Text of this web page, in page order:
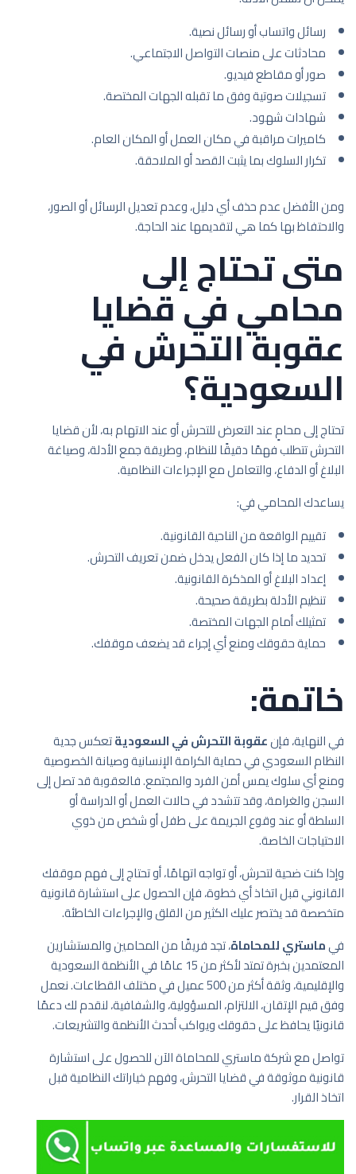
رسائل واتساب أو رسائل نصية.
محادثات على منصات التواصل الاجتماعي.
صور أو مقاطع فيديو.
تسجيلات صوتية وفق ما تقبله الجهات المختصة.
شهادات شهود.
كاميرات مراقبة في مكان العمل أو المكان العام.
تكرار السلوك بما يثبت القصد أو الملاحقة.
ومن الأفضل عدم حذف أي دليل، وعدم تعديل الرسائل أو الصور،
والاحتفاظ بها كما هي لتقديمها عند الحاجة.
متى تحتاج إلى
محامي في قضايا
عقوبة التحرش في
السعودية؟
تحتاج إلى محامٍ عند التعرض للتحرش أو عند الاتهام به، لأن قضايا
التحرش تتطلب فهمًا دقيقًا للنظام، وطريقة جمع الأدلة، وصياغة
البلاغ أو الدفاع، والتعامل مع الإجراءات النظامية.
يساعدك المحامي في:
تقييم الواقعة من الناحية القانونية.
تحديد ما إذا كان الفعل يدخل ضمن تعريف التحرش.
إعداد البلاغ أو المذكرة القانونية.
تنظيم الأدلة بطريقة صحيحة.
تمثيلك أمام الجهات المختصة.
حماية حقوقك ومنع أي إجراء قد يضعف موقفك.
خاتمة:
في النهاية، فإنعقوبة التحرش في السعوديةتعكس جدية
النظام السعودي في حماية الكرامة الإنسانية وصيانة الخصوصية
ومنع أي سلوك يمس أمن الفرد والمجتمع. فالعقوبة قد تصل إلى
السجن والغرامة، وقد تتشدد في حالات العمل أو الدراسة أو
السلطة أو عند وقوع الجريمة على طفل أو شخص من ذوي
الاحتياجات الخاصة.
وإذا كنت ضحية لتحرش، أو تواجه اتهامًا، أو تحتاج إلى فهم موقفك
القانوني قبل اتخاذ أي خطوة، فإن الحصول على استشارة قانونية
متخصصة قد يختصر عليك الكثير من القلق والإجراءات الخاطئة.
فيماستري للمحاماة، تجد فريقًا من المحامين والمستشارين
المعتمدين بخبرة تمتد لأكثر من 15 عامًا في الأنظمة السعودية
والإقليمية، وثقة أكثر من 500 عميل في مختلف القطاعات. نعمل
وفق قيم الإتقان، الالتزام، المسؤولية، والشفافية، لنقدم لك دعمًا
قانونيًا يحافظ على حقوقك ويواكب أحدث الأنظمة والتشريعات.
تواصل مع شركة ماستري للمحاماة الآن للحصول على استشارة
قانونية موثوقة في قضايا التحرش، وفهم خياراتك النظامية قبل
اتخاذ القرار.